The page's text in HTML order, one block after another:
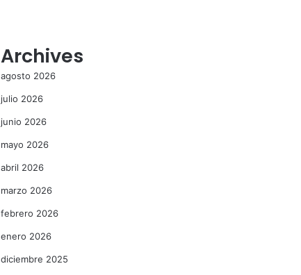
Archives
agosto 2026
julio 2026
junio 2026
mayo 2026
abril 2026
marzo 2026
febrero 2026
enero 2026
diciembre 2025